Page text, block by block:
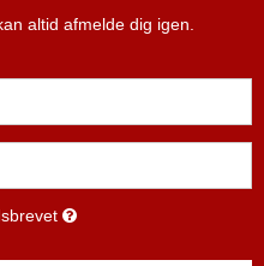
altid afmelde dig igen.